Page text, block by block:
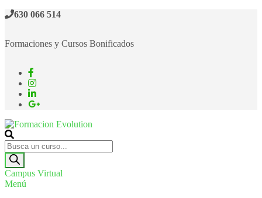
630 066 514
Formaciones y Cursos Bonificados
Formacion Evolution
Cursos de formación continua
Campus Virtual
Menú